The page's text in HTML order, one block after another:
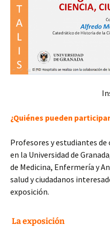
¿Quiénes pueden
Profesores y estudiantes
en la Universidad de
de Medicina, Enfermería y
salud y ciudadanos
exposición.
La exposición